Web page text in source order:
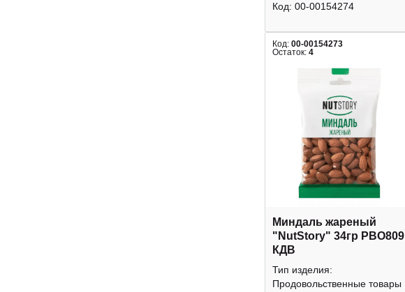
Код: 00-00154274
Код: 00-00154273
Остаток: 4
Миндаль жареный
"NutStory" 34гр РВО809
КДВ
Тип изделия:
Продовольственные товары